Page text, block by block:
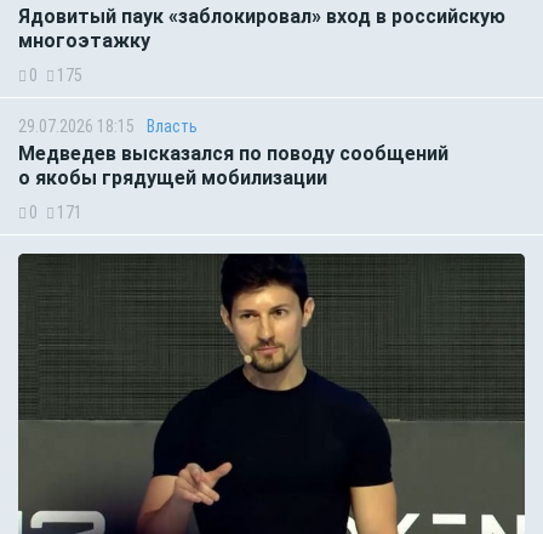
Ядовитый паук «заблокировал» вход в российскую
многоэтажку
0 175
29.07.2026 18:15 Власть
Медведев высказался по поводу сообщений
о якобы грядущей мобилизации
0 171